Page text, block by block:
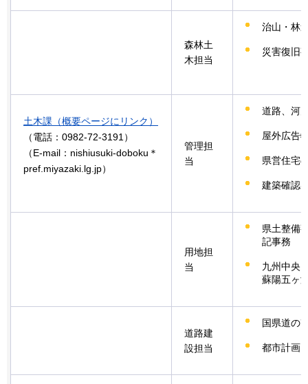
森林土
木担当
治山・林
災害復旧
土木課（概要ページにリンク）
（電話：0982-72-3191）
（E-mail：nishiusuki-doboku＊
pref.miyazaki.lg.jp）
管理担
当
道路、河
屋外広告
県営住宅
建築確認
用地担
当
県土整備
記事務
九州中央
蘇陽五ヶ
道路建
設担当
国県道の
都市計画